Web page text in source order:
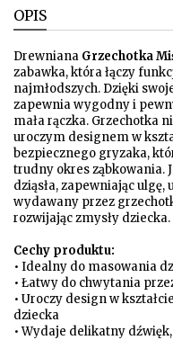
OPIS
Drewniana Grzechotka
zabawka, która łączy
najmłodszych. Dzięki
zapewnia wygodny i
mała rączka. Grzechotka
uroczym designem w
bezpiecznego gryzaka,
trudny okres ząbkowania.
dziąsła, zapewniając
wydawany przez
rozwijając zmysły dziecka.
Cechy produktu:
• Idealny do masowania
• Łatwy do chwytania
• Uroczy design w
dziecka
• Wydaje delikatny